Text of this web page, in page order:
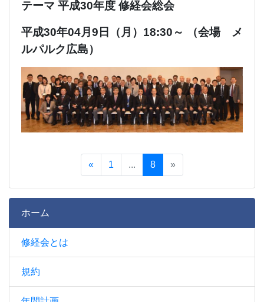
テーマ 平成30年度 修経会総会
平成30年04月9日（月）18:30～ （会場 メ
ルパルク広島）
« 1 ... 8 »
ホーム
修経会とは
規約